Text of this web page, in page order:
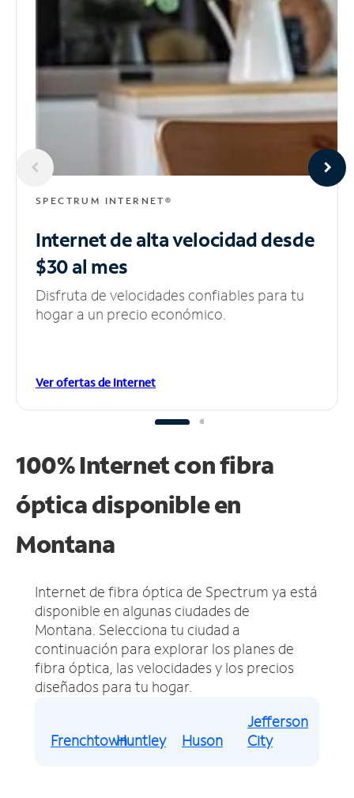
SPECTRUM INTERNET®
Internet de alta velocidaddesde
$30 al mes
Disfruta de velocidades confiables para tu
hogar a un precio económico.
Ver ofertas de Internet
100% Internet con fibra
óptica disponible en
Montana
Internet de fibra óptica de Spectrum ya está
disponible en algunas ciudades de
Montana. Selecciona tu ciudad a
continuación para explorar los planes de
fibra óptica, las velocidades y los precios
diseñados para tu hogar.
FrenchtownHuntley Huson
Jefferson
City